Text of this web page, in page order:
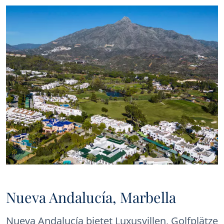
Sie auswählen, dass Sie mit dem Erhalt von Mitteilungen von
Panorama einverstanden sind, werden wir Ihnen regelmäßig
Informationen über die Entwicklung des Immobilienmarktes in
Marbella, interessante Nachrichten zu bestimmten
Immobilientypen, neue Schnäppchenangebote, neue
Immobilien auf dem Markt und Angebote von Panorama per E-
Mail oder über andere Kommunikationsplattformen
zusenden..
Nueva Andalucía, Marbella
Nueva Andalucía bietet Luxusvillen, Golfplätze